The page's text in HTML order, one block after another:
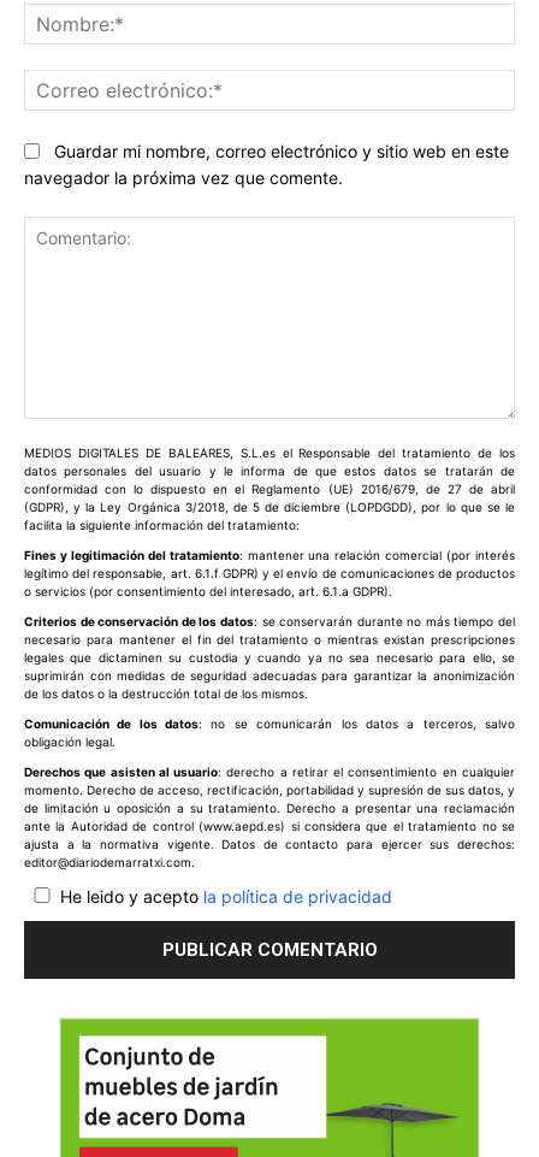
Guardar mi nombre, correo electrónico y sitio web en este
navegador la próxima vez que comente.
MEDIOS DIGITALES DE BALEARES, S.L.es el Responsable del tratamiento de los
datos personales del usuario y le informa de que estos datos se tratarán de
conformidad con lo dispuesto en el Reglamento (UE) 2016/679, de 27 de abril
(GDPR), y la Ley Orgánica 3/2018, de 5 de diciembre (LOPDGDD), por lo que se le
facilita la siguiente información del tratamiento:
Fines y legitimación del tratamiento: mantener una relación comercial (por interés
legítimo del responsable, art. 6.1.f GDPR) y el envío de comunicaciones de productos
o servicios (por consentimiento del interesado, art. 6.1.a GDPR).
Criterios de conservación de los datos: se conservarán durante no más tiempo del
necesario para mantener el fin del tratamiento o mientras existan prescripciones
legales que dictaminen su custodia y cuando ya no sea necesario para ello, se
suprimirán con medidas de seguridad adecuadas para garantizar la anonimización
de los datos o la destrucción total de los mismos.
Comunicación de los datos: no se comunicarán los datos a terceros, salvo
obligación legal.
Derechos que asisten al usuario: derecho a retirar el consentimiento en cualquier
momento. Derecho de acceso, rectificación, portabilidad y supresión de sus datos, y
de limitación u oposición a su tratamiento. Derecho a presentar una reclamación
ante la Autoridad de control (www.aepd.es) si considera que el tratamiento no se
ajusta a la normativa vigente. Datos de contacto para ejercer sus derechos:
editor@diariodemarratxi.com.
He leido y acepto la política de privacidad